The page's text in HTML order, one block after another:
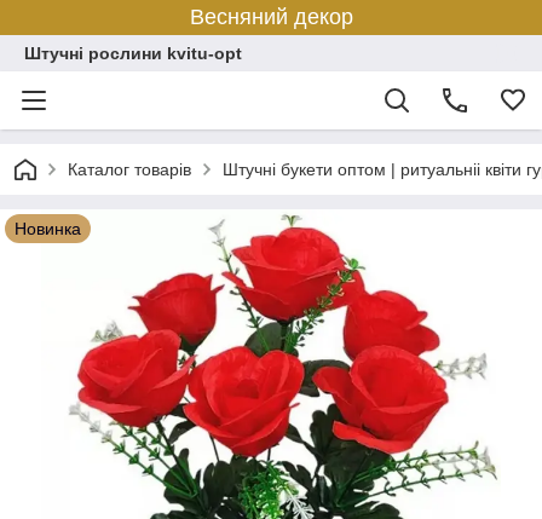
Весняний декор
Штучні рослини kvitu-opt
Каталог товарів Штучні букети оптом | ритуальніі квіти
Новинка